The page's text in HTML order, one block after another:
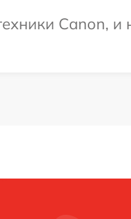
Canon, и